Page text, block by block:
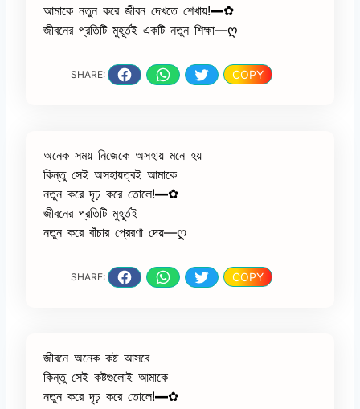
আমাকে নতুন করে জীবন দেখতে শেখায়!━✿
জীবনের প্রতিটি মুহূর্তই একটি নতুন শিক্ষা—ღ
SHARE: COPY
অনেক সময় নিজেকে অসহায় মনে হয়
কিন্তু সেই অসহায়ত্বই আমাকে
নতুন করে দৃঢ় করে তোলে!━✿
জীবনের প্রতিটি মুহূর্তই
নতুন করে বাঁচার প্রেরণা দেয়—ღ
SHARE: COPY
জীবনে অনেক কষ্ট আসবে
কিন্তু সেই কষ্টগুলোই আমাকে
নতুন করে দৃঢ় করে তোলে!━✿